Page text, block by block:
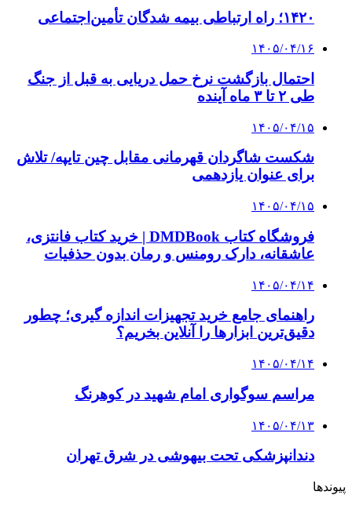
۱۴۲۰؛ راه ارتباطی بیمه شدگان تأمین‌اجتماعی
۱۴۰۵/۰۴/۱۶
احتمال بازگشت نرخ حمل دریایی به قبل از جنگ
طی ۲ تا ۳ ماه آینده
۱۴۰۵/۰۴/۱۵
شکست شاگردان قهرمانی مقابل چین تایپه/ تلاش
برای عنوان یازدهمی
۱۴۰۵/۰۴/۱۵
فروشگاه کتاب DMDBook | خرید کتاب فانتزی،
عاشقانه، دارک رومنس و رمان بدون حذفیات
۱۴۰۵/۰۴/۱۴
راهنمای جامع خرید تجهیزات اندازه گیری؛ چطور
دقیق‌ترین ابزارها را آنلاین بخریم؟
۱۴۰۵/۰۴/۱۴
مراسم سوگواری امام شهید در کوهرنگ
۱۴۰۵/۰۴/۱۳
دندانپزشکی تحت بیهوشی در شرق تهران
پیوندها